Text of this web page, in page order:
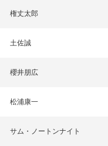
権丈太郎
土佐誠
櫻井朋広
松浦康一
サム・ノートンナイト